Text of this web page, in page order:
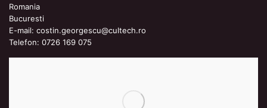
Romania
Bucuresti
E-mail: costin.georgescu@cultech.ro
Telefon: 0726 169 075